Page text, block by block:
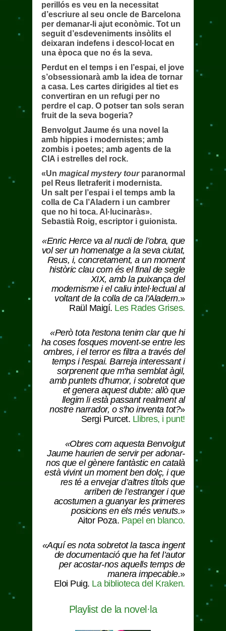
perillós es veu en la necessitat
d’escriure al seu oncle de Barcelona
per demanar-li ajut econòmic. Tot un
seguit d’esdeveniments insòlits el
deixaran indefens i descol·locat en
una època que no és la seva.
Perdut en el temps i en l’espai, el jove
s’obsessionarà amb la idea de tornar
a casa. Les cartes dirigides al tiet es
convertiran en un refugi per no
perdre el cap. O potser tan sols seran
fruit de la seva bogeria?
Benvolgut Jaume és una novel la
amb hippies i modernistes; amb
zombis i poetes; amb agents de la
CIA i estrelles del rock.
«Un magical mystery tourparanormal
pel Reus lletraferit i modernista.
Un salt per l’espai i el temps amb la
colla de Ca l’Aladern i un cambrer
que no hi toca. Al·lucinaràs».
Sebastià Roig, escriptor i guionista.
«Enric Herce va al nucli de l’obra, que
vol ser un homenatge a la seva ciutat,
Reus, i, concretament, a un moment
històric clau com és el final de segle
XIX, amb la puixança del
modernisme i el caliu intel·lectual al
voltant de la colla de ca l'Aladern.»
Raül Maigí. Les Rades Grises.
«Però tota l'estona tenim clar que hi
ha coses fosques movent-se entre les
ombres, i el terror es filtra a través del
temps i l'espai. Barreja interessant i
sorprenent que m'ha semblat àgil,
amb puntets d'humor, i sobretot que
et genera aquest dubte: allò que
llegim li està passant realment al
nostre narrador, o s'ho inventa tot?»
Sergi Purcet. Llibres, i punt!
«Obres com aquesta Benvolgut
Jaumehaurien de servir per adonar-
nos que el gènere fantàstic en català
està vivint un moment ben dolç, i que
res té a envejar d’altres títols que
arriben de l’estranger i que
acostumen a guanyar les primeres
posicions en els més venuts.»
Aitor Poza. Papel en blanco.
«Aquí es nota sobretot la tasca ingent
de documentació que ha fet l’autor
per acostar-nos aquells temps de
manera impecable.»
Eloi Puig. La biblioteca del Kraken.
Playlist de la novel·la